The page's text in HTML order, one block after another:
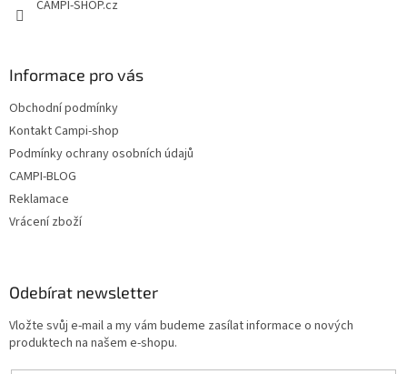
CAMPI-SHOP.cz
Informace pro vás
Obchodní podmínky
Kontakt Campi-shop
Podmínky ochrany osobních údajů
CAMPI-BLOG
Reklamace
Vrácení zboží
Odebírat newsletter
Vložte svůj e-mail a my vám budeme zasílat informace o nových
produktech na našem e-shopu.